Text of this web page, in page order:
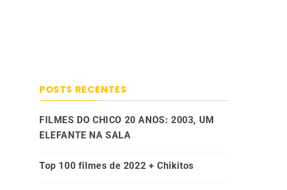
POSTS RECENTES
FILMES DO CHICO 20 ANOS: 2003, UM
ELEFANTE NA SALA
Top 100 filmes de 2022 + Chikitos